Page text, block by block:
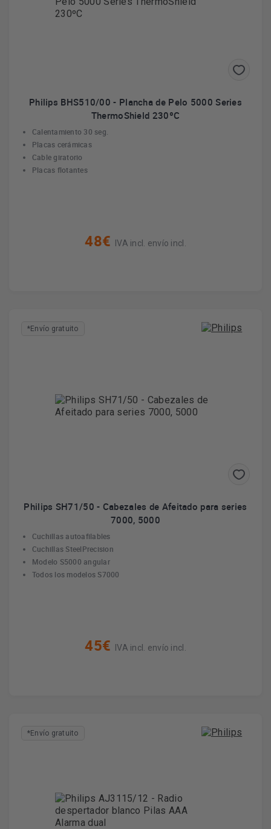
Philips BHS510/00 - Plancha de Pelo 5000 Series
ThermoShield 230ºC
Calentamiento 30 seg.
Placas cerámicas
Cable giratorio
Placas flotantes
48€ IVA incl. envío incl.
*Envío gratuito
Philips SH71/50 - Cabezales de Afeitado para series
7000, 5000
Cuchillas autoafilables
Cuchillas SteelPrecision
Modelo S5000 angular
Todos los modelos S7000
45€ IVA incl. envío incl.
*Envío gratuito